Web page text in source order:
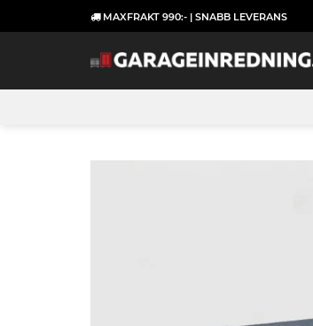
to
MAXFRAKT 990:- | SNABB LEVERANS